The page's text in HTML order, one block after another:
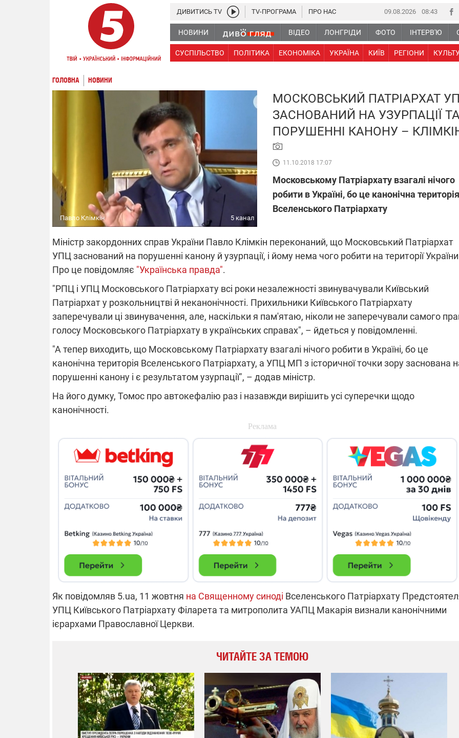
09.08.2026 08:43
НОВИНИ ВІДЕО ЛОНГРІДИ ФОТО ІНТЕРВ'Ю
СУСПІЛЬСТВО ПОЛІТИКА ЕКОНОМІКА УКРАЇНА КИЇВ РЕГІОНИ
ДИВИТИСЬ TV TV-ПРОГРАМА ПРО НАС
ГОЛОВНА НОВИНИ
Павло Клімкін 5 канал
МОСКОВСЬКИЙ ПАТРІАРХАТ
ЗАСНОВАНИЙ НА УЗУРПАЦІЇ
ПОРУШЕННІ КАНОНУ –
11.10.2018 17:07
Московському Патріархату взагалі нічого
робити в Україні, бо це канонічна територія
Вселенського Патріархату
Міністр закордонних справ України Павло Клімкін переконаний, що Московський Патріархат
УПЦ заснований на порушенні канону й узурпації, і йому нема чого робити на території
Про це повідомляє "Українська правда".
"РПЦ і УПЦ Московського Патріархату всі роки незалежності звинувачували Київський
Патріархат у розкольництві й неканонічності. Прихильники Київського Патріархату
заперечували ці звинувачення, але, наскільки я пам'ятаю, ніколи не заперечували самого
голосу Московського Патріархату в українських справах", – йдеться у повідомленні.
"А тепер виходить, що Московському Патріархату взагалі нічого робити в Україні, бо це
канонічна територія Вселенського Патріархату, а УПЦ МП з історичної точки зору заснована
порушенні канону і є результатом узурпації", – додав міністр.
На його думку, Томос про автокефалію раз і назавжди вирішить усі суперечки щодо
канонічності.
Як повідомляв 5.ua, 11 жовтня на Священному синоді Вселенського Патріархату
УПЦ Київського Патріархату Філарета та митрополита УАПЦ Макарія визнали канонічними
ієрархами Православної Церкви.
ЧИТАЙТЕ ЗА ТЕМОЮ
ВІДКЛЮЧЕННЯ СВІТЛА В УКРАЇНІ
Частина споживачів у чотирьох
областях залишається без світла після
російських обстрілів
Готуйте павербанки: через аномальну
спеку у серпні, можуть повернутися
графіки відключень – подробиці
Нова підозра у справі Міндіча:
взялося за колишнього
директора Енергоатому
З колишнього віцепрем'єра
Чернишова зняли електронний
браслет стеження
"Машинерію війни" та
виграй легендарний
14.11.2025 17:15
РЕБ і пікапи – триває
одразу чотирьох
бригад ЗСУ
передовій:
підтримайте
військкорів "5 каналу",
які знімають на
найгарячіших
напрямках фронту
04.12.2025 12:37
Вернадського на
бригада Повітряних
сил ЗСУ збирає на
НРК Numo